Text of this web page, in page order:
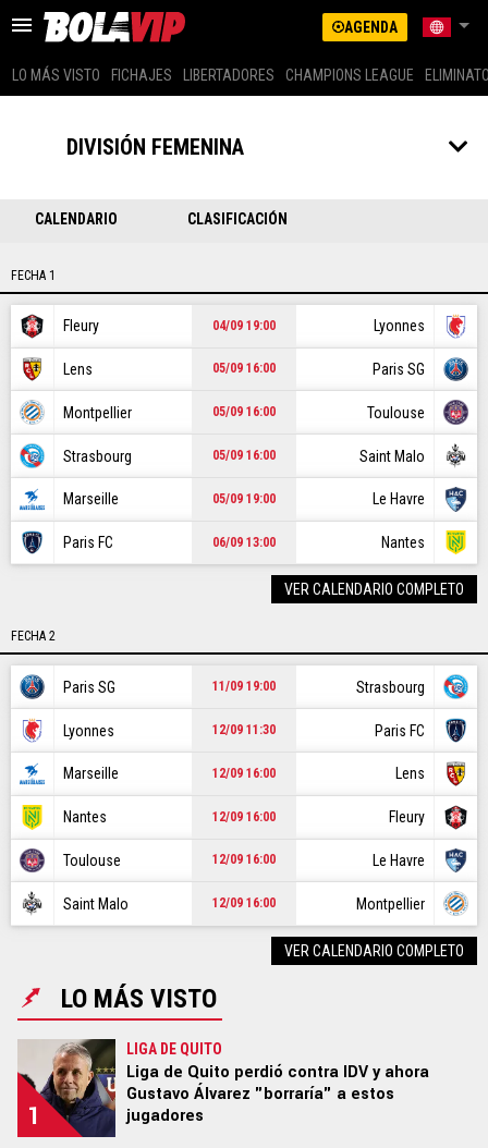
AGENDA
FICHAJES
LIBERTADORES
CHAMPIONS LEAGUE
ELIMINATORIAS
MESSI
CR7
NBA
SPOILER
Ediciones: | | US LATINO ARGENTINA
BRASIL | COLOMBIA | PERÚ | GLOBAL |
ECUADOR |
STAFF
Futbolcentroamerica
Términos y Condiciones
Políticas de Privacidad
Ad Choices
US LATINO (SPANISH)
US EDITION (ENG)
ECUADOR
LO MÁS VISTO FICHAJES LIBERTADORES CHAMPIONS LEAGUE
DIVISIÓN FEMENINA
CALENDARIO CLASIFICACIÓN
FECHA 1
Fleury 04/09 19:00 Lyonnes
Lens 05/09 16:00 Paris SG
Montpellier 05/09 16:00 Toulouse
Strasbourg 05/09 16:00 Saint Malo
Marseille 05/09 19:00 Le Havre
Paris FC 06/09 13:00 Nantes
VER CALENDARIO COMPLETO
FECHA 2
Paris SG 11/09 19:00 Strasbourg
Lyonnes 12/09 11:30 Paris FC
Marseille 12/09 16:00 Lens
Nantes 12/09 16:00 Fleury
Toulouse 12/09 16:00 Le Havre
Saint Malo 12/09 16:00 Montpellier
VER CALENDARIO COMPLETO
LO MÁS VISTO
1
LIGA DE QUITO
Liga de Quito perdió contra IDV y ahora
Gustavo Álvarez "borraría" a estos
jugadores